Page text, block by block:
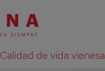
Calidad de vida vienesa